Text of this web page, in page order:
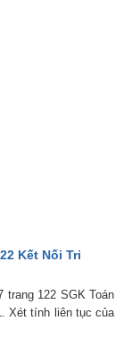
Kết Nối Tri
trang 122 SGK Toán
Xét tính liên tục của